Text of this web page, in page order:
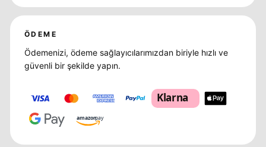
ÖDEME
Ödemenizi, ödeme sağlayıcılarımızdan biriyle hızlı ve
güvenli bir şekilde yapın.
Klarna
amazonpay